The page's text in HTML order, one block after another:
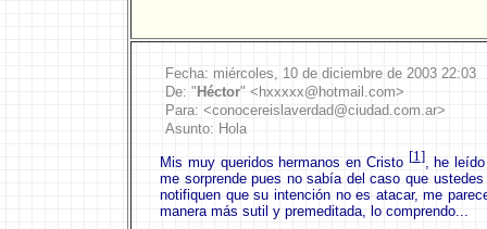
Fecha: miércoles, 10 de diciembre de 2003 22:03
De: " Héctor" < hxxxxx@ hotmail .com>
Para: <conocereislaverdad@ciudad.com.ar>
Asunto: Hola
Mis muy queridos hermanos en Cristo [1], he
me sorprende pues no sabía del caso que
notifiquen que su intención no es atacar, me
manera más sutil y premeditada, lo comprendo...